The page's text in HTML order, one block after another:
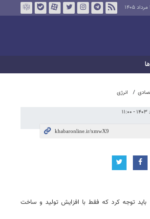
انرژی
توجه کرد که فقط با افزایش تولید و ساخت